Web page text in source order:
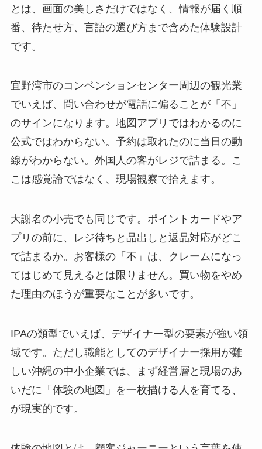
とは、画面の美しさだけではなく、情報が届く順
番、待たせ方、言語の選び方まで含めた体験設計
です。
宜野湾市のコンベンションセンター周辺の観光業
でいえば、問い合わせが電話に偏ることが「不」
のサインになります。地図アプリではわかるのに
公式ではわからない。予約は取れたのに当日の動
線がわからない。外国人の客がレジで詰まる。こ
こは感覚論ではなく、現場観察で拾えます。
大謝名の小売でも同じです。ポイントカードやア
プリの前に、レジ待ちと品出しと返品対応がどこ
で詰まるか。お客様の「不」は、クレームになっ
てはじめて見えるとは限りません。買い物をやめ
た理由のほうが重要なことが多いです。
IPAの類型でいえば、デザイナー型の要素が強い領
域です。ただし職能としてのデザイナー採用が難
しい沖縄の中小企業では、まず経営層と現場のあ
いだに「体験の地図」を一枚描ける人を育てる、
が現実的です。